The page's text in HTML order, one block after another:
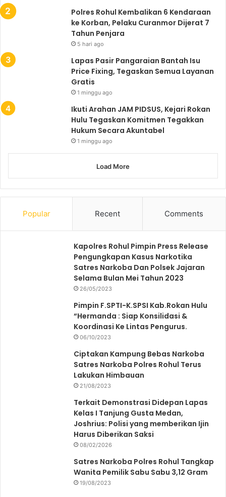
Polres Rohul Kembalikan 6 Kendaraan
ke Korban, Pelaku Curanmor Dijerat 7
Tahun Penjara
5 hari ago
Lapas Pasir Pangaraian Bantah Isu
Price Fixing, Tegaskan Semua Layanan
Gratis
1 minggu ago
Ikuti Arahan JAM PIDSUS, Kejari Rokan
Hulu Tegaskan Komitmen Tegakkan
Hukum Secara Akuntabel
1 minggu ago
Load More
Popular Recent Comments
Kapolres Rohul Pimpin Press Release
Pengungkapan Kasus Narkotika
Satres Narkoba Dan Polsek Jajaran
Selama Bulan Mei Tahun 2023
26/05/2023
Pimpin F.SPTI-K.SPSI Kab.Rokan Hulu
“Hermanda : Siap Konsilidasi &
Koordinasi Ke Lintas Pengurus.
06/10/2023
Ciptakan Kampung Bebas Narkoba
Satres Narkoba Polres Rohul Terus
Lakukan Himbauan
21/08/2023
Terkait Demonstrasi Didepan Lapas
Kelas I Tanjung Gusta Medan,
Joshrius: Polisi yang memberikan Ijin
Harus Diberikan Saksi
08/02/2026
Satres Narkoba Polres Rohul Tangkap
Wanita Pemilik Sabu Sabu 3,12 Gram
19/08/2023